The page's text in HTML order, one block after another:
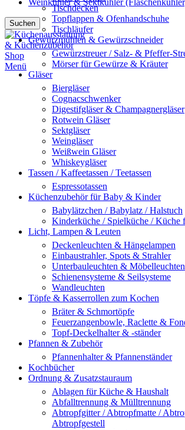
Weinkühler & Sektkühler
Suchen
Menü
Tischdecken
Topflappen & Ofenhandschuhe
Tischläufer
Gewürzmühlen & Gewürzschneider
Gewürzstreuer / Salz- & Pfeffer-
Mörser für Gewürze & Kräuter
Gläser
Biergläser
Cognacschwenker
Digestifgläser & Champagnergläser
Rotwein Gläser
Sektgläser
Weingläser
Weißwein Gläser
Whiskeygläser
Tassen / Kaffeetassen / Teetassen
Espressotassen
Küchenzubehör für Baby & Kinder
Babylätzchen / Babylatz / Halstuch
Kinderküche / Spielküche / Küche
Licht, Lampen & Leuten
Deckenleuchten & Hängelampen
Einbaustrahler, Spots & Strahler
Unterbauleuchten & Möbelleuchten
Schienensysteme & Seilsysteme
Wandleuchten
Töpfe & Kasserrollen zum Kochen
Bräter & Schmortöpfe
Feuerzangenbowle, Raclette &
Topf-Deckelhalter & -ständer
Pfannen & Zubehör
Pfannenhalter & Pfannenständer
Kochbücher
Ordnung & Zusatzstauraum
Ablagen für Küche & Haushalt
Abfalltrennung & Mülltrennung
Abtropfgitter / Abtropfmatte /
Abtropfgestell